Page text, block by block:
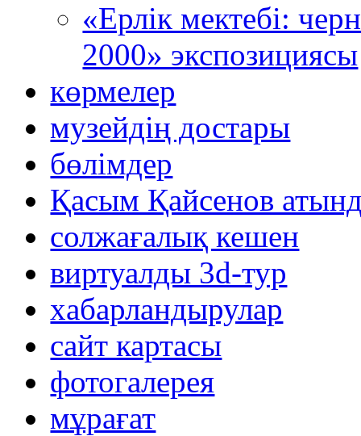
«Ерлік мектебі:
2000» экспозициясы
көрмелер
музейдің достары
бөлімдер
Қасым Қайсенов
солжағалық кешен
виртуалды 3d-тур
xабарландырулар
сайт картасы
фотогалерея
мұрағат